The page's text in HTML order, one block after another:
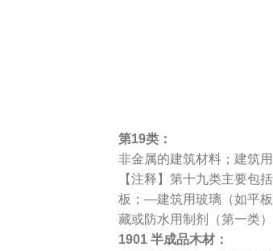
第19类：
非金属的建筑材料；建筑
【注释】第十九类主要
板；—建筑用玻璃（如平
藏或防水用制剂（第一类
1901 半成品木材：